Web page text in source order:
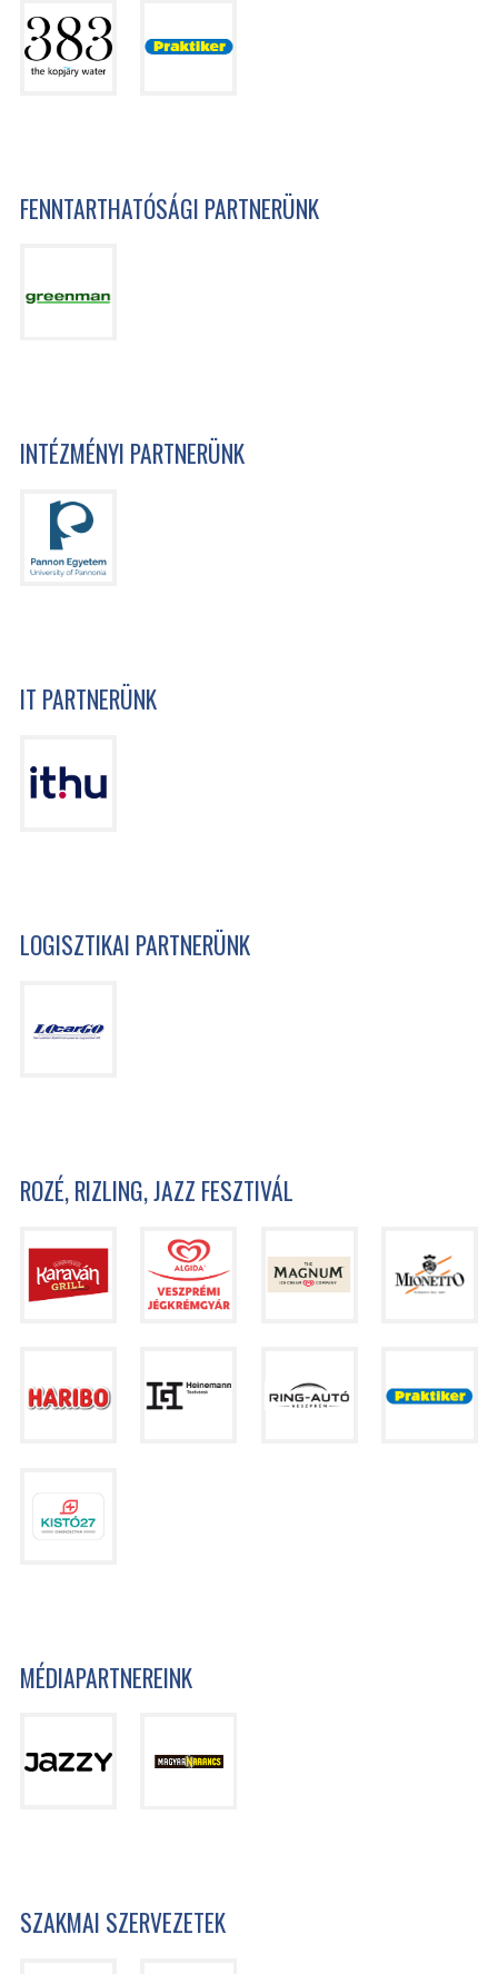
FENNTARTHATÓSÁGI PARTNERÜNK
INTÉZMÉNYI PARTNERÜNK
IT PARTNERÜNK
LOGISZTIKAI PARTNERÜNK
ROZÉ, RIZLING, JAZZ FESZTIVÁL
MÉDIAPARTNEREINK
SZAKMAI SZERVEZETEK